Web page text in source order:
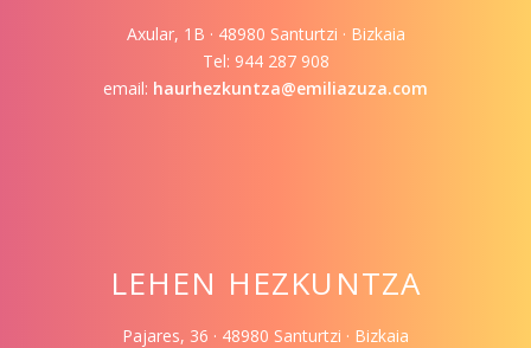
Axular, 1B · 48980 Santurtzi · Bizkaia
Tel: 944 287 908
email: haurhezkuntza@emiliazuza.com
LEHEN HEZKUNTZA
Pajares, 36 · 48980 Santurtzi · Bizkaia